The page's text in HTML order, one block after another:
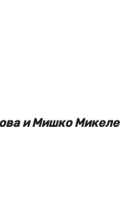
и Мишко Микеле